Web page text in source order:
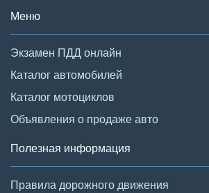
Меню
Экзамен ПДД онлайн
Каталог автомобилей
Каталог мотоциклов
Объявления о продаже авто
Полезная информация
Правила дорожного движения